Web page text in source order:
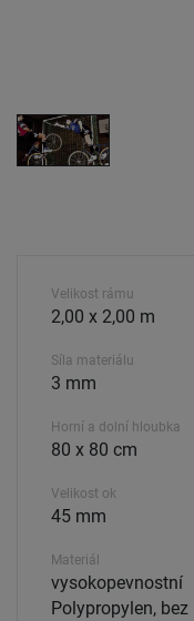
Velikost rámu
2,00 x 2,00 m
Síla materiálu
3 mm
Horní a dolní hloubka
80 x 80 cm
Velikost ok
45 mm
Materiál
vysokopevnostní
Polypropylen, bez